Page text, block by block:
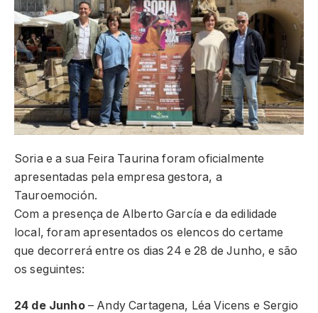
Soria e a sua Feira Taurina foram oficialmente
apresentadas pela empresa gestora, a
Tauroemoción.
Com a presença de Alberto García e da edilidade
local, foram apresentados os elencos do certame
que decorrerá entre os dias 24 e 28 de Junho, e são
os seguintes:
24 de Junho– Andy Cartagena, Léa Vicens e Sergio